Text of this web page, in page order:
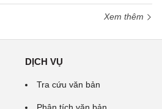
Xem thêm
DỊCH VỤ
Tra cứu văn bản